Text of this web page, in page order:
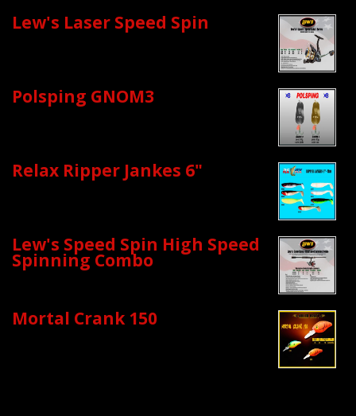
Lew's Laser Speed Spin
Polsping GNOM3
Relax Ripper Jankes 6"
Lew's Speed Spin High Speed
Spinning Combo
Mortal Crank 150